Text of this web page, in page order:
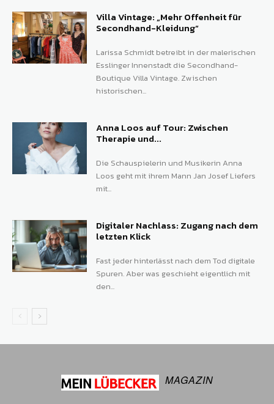
Villa Vintage: „Mehr Offenheit für
Secondhand-Kleidung“
Larissa Schmidt betreibt in der malerischen
Esslinger Innenstadt die Secondhand-
Boutique Villa Vintage. Zwischen
historischen...
Anna Loos auf Tour: Zwischen
Therapie und...
Die Schauspielerin und Musikerin Anna
Loos geht mit ihrem Mann Jan Josef Liefers
mit...
Digitaler Nachlass: Zugang nach dem
letzten Klick
Fast jeder hinterlässt nach dem Tod digitale
Spuren. Aber was geschieht eigentlich mit
den...
MAGAZIN